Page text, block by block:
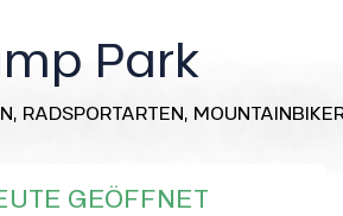
Park
RADSPORTARTEN,
GEÖFFNET